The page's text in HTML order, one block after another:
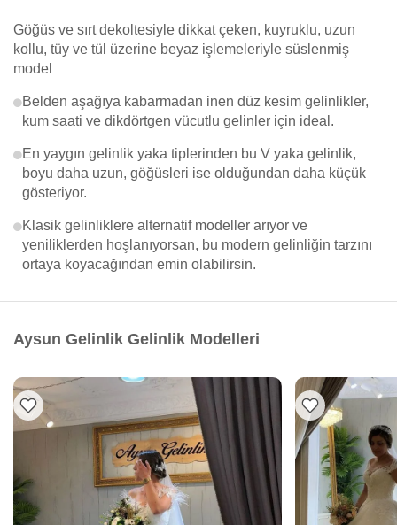
Göğüs ve sırt dekoltesiyle dikkat çeken, kuyruklu, uzun
kollu, tüy ve tül üzerine beyaz işlemeleriyle süslenmiş
model
Belden aşağıya kabarmadan inen düz kesim gelinlikler,
kum saati ve dikdörtgen vücutlu gelinler için ideal.
En yaygın gelinlik yaka tiplerinden bu V yaka gelinlik,
boyu daha uzun, göğüsleri ise olduğundan daha küçük
gösteriyor.
Klasik gelinliklere alternatif modeller arıyor ve
yeniliklerden hoşlanıyorsan, bu modern gelinliğin tarzını
ortaya koyacağından emin olabilirsin.
Aysun Gelinlik Gelinlik Modelleri